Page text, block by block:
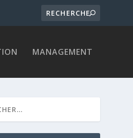
MANAGEMENT